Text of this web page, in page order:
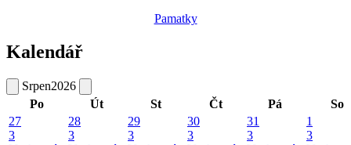
Pamatky
Kalendář
Srpen2026
Po
Út St Čt Pá
So
27
3
28
3
29
3
30
3
31
3
1
3